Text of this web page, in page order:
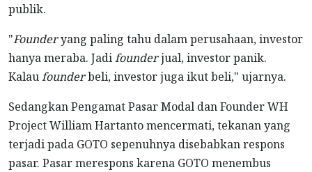
publik.
"Founderyang paling tahu dalam perusahaan, investor
hanya meraba. Jadifounderjual, investor panik.
Kalaufounderbeli, investor juga ikut beli," ujarnya.
Sedangkan Pengamat Pasar Modal dan Founder WH
Project William Hartanto mencermati, tekanan yang
terjadi pada GOTO sepenuhnya disebabkan respons
pasar. Pasar merespons karena GOTO menembus